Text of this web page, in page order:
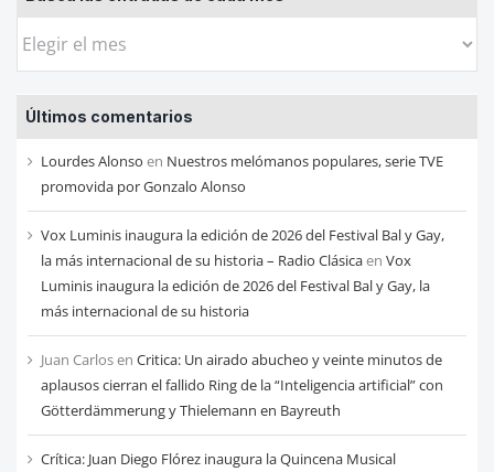
Busca
entradas
de
cada
mes
Últimos comentarios
Lourdes Alonso en Nuestros melómanos populares, serie TVE
promovida por Gonzalo Alonso
Vox Luminis inaugura la edición de 2026 del Festival Bal y Gay,
la más internacional de su historia – Radio Clásicaen Vox
Luminis inaugura la edición de 2026 del Festival Bal y Gay, la
más internacional de su historia
Juan Carlosen Critica: Un airado abucheo y veinte minutos de
aplausos cierran el fallido Ring de la “Inteligencia artificial” con
Götterdämmerung y Thielemann en Bayreuth
Crítica: Juan Diego Flórez inaugura la Quincena Musical